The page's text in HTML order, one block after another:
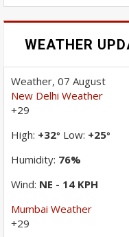
WEATHER
Weather, 07 August
New Delhi Weather
+29
High: +32° Low: +25°
Humidity: 76%
Wind: NE - 14 KPH
Mumbai Weather
+29